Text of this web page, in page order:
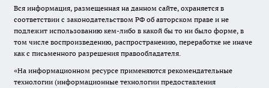
Вся информация, размещенная на данном сайте, охраняется в
соответствии с законодательством РФ об авторском праве и не
подлежит использованию кем-либо в какой бы то ни было форме, в
том числе воспроизведению, распространению, переработке не иначе
как с письменного разрешения правообладателя.
«На информационном ресурсе применяются рекомендательные
технологии (информационные технологии предоставления